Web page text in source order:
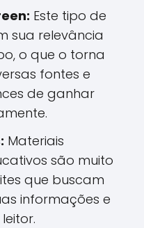
Este tipo de
sua relevância
o que o torna
fontes e
de ganhar
Materiais
são muito
que buscam
informações e